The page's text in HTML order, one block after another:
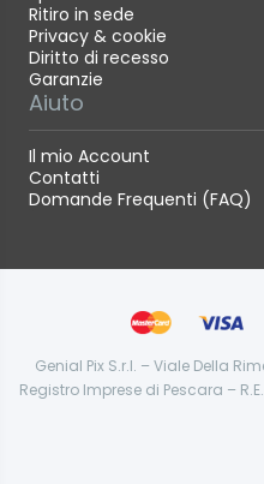
Ritiro in sede
Privacy & cookie
Diritto di recesso
Garanzie
Aiuto
Il mio Account
Contatti
Domande Frequenti (FAQ)
Genial Pix S.r.l. – Viale Della
Registro Imprese di Pescara –